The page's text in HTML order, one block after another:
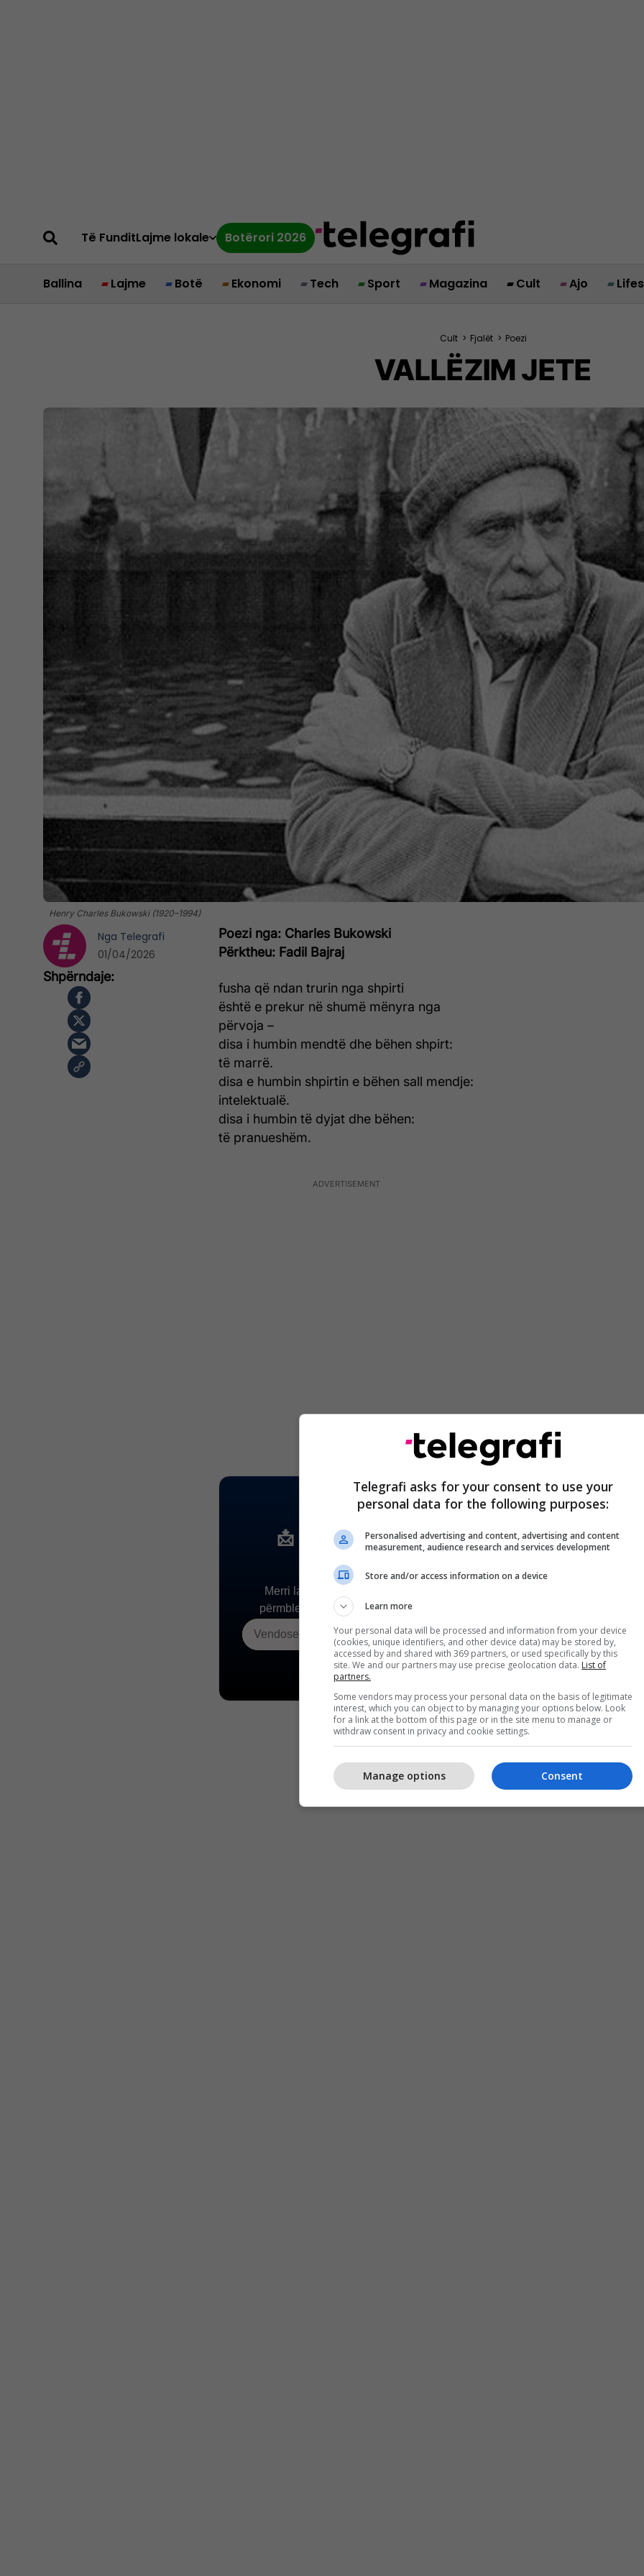
Të FunditLajme lokale Botërori 2026
Ballina Lajme Botë Ekonomi Tech Sport Magazina Cult Ajo
Cult > Fjalët > Poezi
VALLËZIM JETE
Henry Charles Bukowski (1920–1994)
Poezi nga: Charles Bukowski
Përktheu: Fadil Bajraj
fusha që ndan trurin nga shpirti
është e prekur në shumë mënyra nga
përvoja –
disa i humbin mendtë dhe bëhen shpirt:
të marrë.
disa e humbin shpirtin e bëhen sall mendje:
intelektualë.
disa i humbin të dyjat dhe bëhen:
të pranueshëm.
Nga Telegrafi
01/04/2026
Telegrafi asks for your consent to use your
personal data for the following purposes:
Personalised advertising and content, advertising and content
measurement, audience research and services development
Store and/or access information on a device
Learn more
Your personal data will be processed and information from your device
(cookies, unique identifiers, and other device data) may be stored by,
accessed by and shared with 369 partners, or used specifically by this
site. We and our partners may use precise geolocation data. List of
partners.
Some vendors may process your personal data on the basis of legitimate
interest, which you can object to by managing your options below. Look
for a link at the bottom of this page or in the site menu to manage or
withdraw consent in privacy and cookie settings.
Consent
Manage options